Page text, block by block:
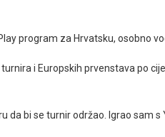
program za Hrvatsku, osobno
i Europskih prvenstava po
da bi se turnir održao. Igrao